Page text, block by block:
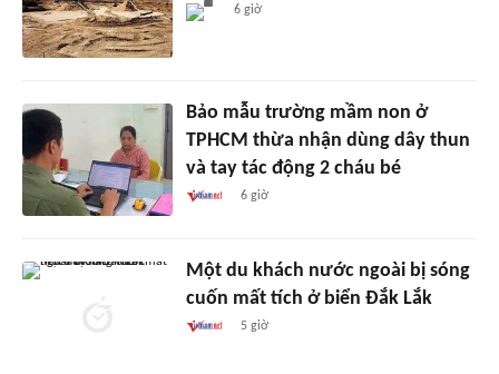
6 giờ
Bảo mẫu trường mầm non ở
TPHCM thừa nhận dùng dây thun
và tay tác động 2 cháu bé
6 giờ
Một du khách nước ngoài bị sóng
cuốn mất tích ở biển Đắk Lắk
5 giờ